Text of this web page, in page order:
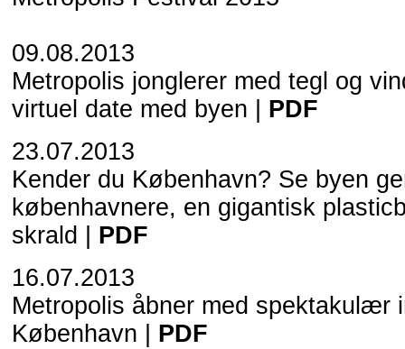
09.08.2013
Metropolis jonglerer med tegl og
virtuel date med byen | PDF
23.07.2013
Kender du København? Se byen
københavnere, en gigantisk
skrald | PDF
16.07.2013
Metropolis åbner med spektakulær
København | PDF